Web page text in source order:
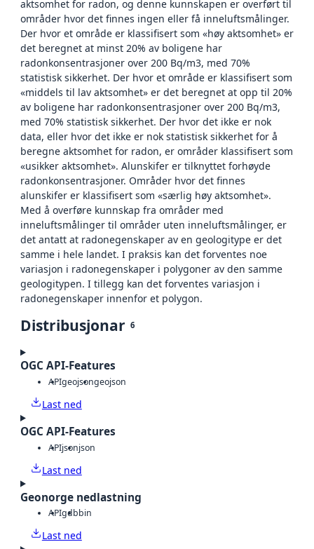
aktsomhet for radon, og denne kunnskapen er overført til
områder hvor det finnes ingen eller få inneluftsmålinger.
Der hvor et område er klassifisert som «høy aktsomhet» er
det beregnet at minst 20% av boligene har
radonkonsentrasjoner over 200 Bq/m3, med 70%
statistisk sikkerhet. Der hvor et område er klassifisert som
«middels til lav aktsomhet» er det beregnet at opp til 20%
av boligene har radonkonsentrasjoner over 200 Bq/m3,
med 70% statistisk sikkerhet. Der hvor det ikke er nok
data, eller hvor det ikke er nok statistisk sikkerhet for å
beregne aktsomhet for radon, er områder klassifisert som
«usikker aktsomhet». Alunskifer er tilknyttet forhøyde
radonkonsentrasjoner. Områder hvor det finnes
alunskifer er klassifisert som «særlig høy aktsomhet».
Med å overføre kunnskap fra områder med
inneluftsmålinger til områder uten inneluftsmålinger, er
det antatt at radonegenskaper av en geologitype er det
samme i hele landet. I praksis kan det forventes noe
variasjon i radonegenskaper i polygoner av den samme
geologitypen. I tillegg kan det forventes variasjon i
radonegenskaper innenfor et polygon.
Distribusjonar 6
OGC API-Features
APIgeojsongeojson
Last ned
OGC API-Features
APIjsonjson
Last ned
Geonorge nedlastning
APIgdbbin
Last ned